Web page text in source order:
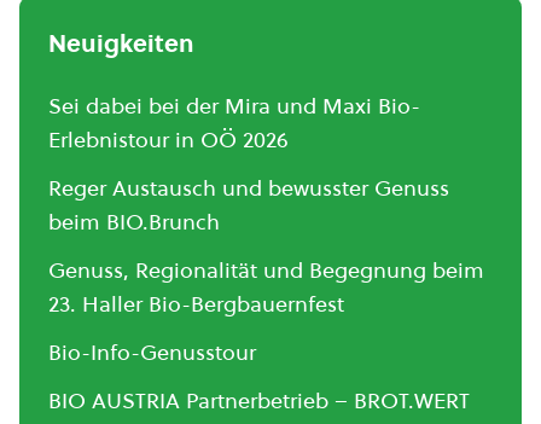
Neuigkeiten
Sei dabei bei der Mira und Maxi Bio-
Erlebnistour in OÖ 2026
Reger Austausch und bewusster Genuss
beim BIO.Brunch
Genuss, Regionalität und Begegnung beim
23. Haller Bio-Bergbauernfest
Bio-Info-Genusstour
BIO AUSTRIA Partnerbetrieb – BROT.WERT